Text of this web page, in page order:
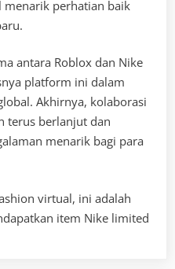
perhatian baik
antara Roblox dan Nike
platform ini dalam
Akhirnya, kolaborasi
terus berlanjut dan
menarik bagi para
virtual, ini adalah
item Nike limited